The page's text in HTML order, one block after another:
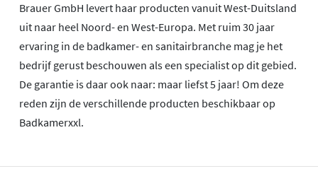
Brauer GmbH levert haar producten vanuit West-Duitsland
uit naar heel Noord- en West-Europa. Met ruim 30 jaar
ervaring in de badkamer- en sanitairbranche mag je het
bedrijf gerust beschouwen als een specialist op dit gebied.
De garantie is daar ook naar: maar liefst 5 jaar! Om deze
reden zijn de verschillende producten beschikbaar op
Badkamerxxl.